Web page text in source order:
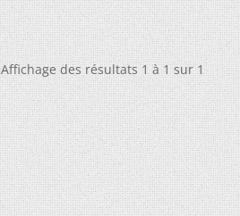
Affichage des résultats 1 à 1 sur 1